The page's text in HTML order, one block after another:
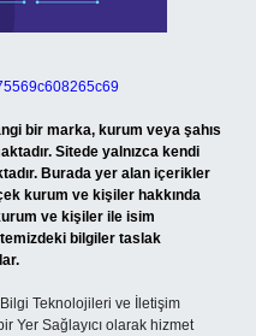
bir marka, kurum veya şahıs
Sitede yalnızca kendi
Burada yer alan içerikler
kurum ve kişiler hakkında
ve kişiler ile isim
bilgiler taslak
Teknolojileri ve İletişim
Yer Sağlayıcı olarak hizmet